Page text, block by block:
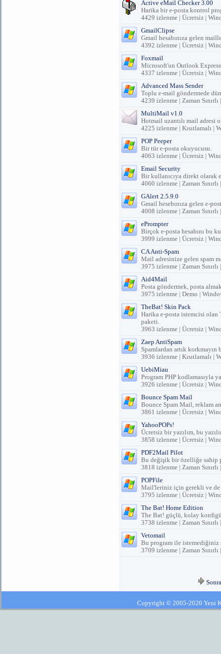
Active eMail Checker 3.00
Harika bir e-posta kontrol
4429 izlenme | Ücretsiz |
GmailClipse
Gmail hesabınıza gelen
4392 izlenme | Ücretsiz |
Foxmail
Microsoft'un Outlook
4337 izlenme | Ücretsiz |
Advanced Mass Sender
Toplu e-mail göndermede
4239 izlenme | Zaman
MultiMail v1.0
Hotmail uzantılı mail adresi
4225 izlenme | Kısıtlamalı |
POP Peeper
Bir tür e-posta okuyucusu.
4063 izlenme | Ücretsiz |
Email Security
Bir kullanıcıya direkt olarak
4060 izlenme | Zaman
GAlert 2.5.9.0
Gmail hesebınıza gelen e-
4008 izlenme | Zaman
ePrompter
Birçok e-posta hesabını bu
3999 izlenme | Ücretsiz |
CA Anti-Spam
Mail adresinize gelen spam
3975 izlenme | Zaman
Aid4Mail
Posta göndermek, posta
3975 izlenme | Demo |
TheBat! Skin Pack
Harika e-posta istemcisi olan
paketi.
3963 izlenme | Ücretsiz |
Zaep AntiSpam
Spamlardan artık korkmayın
3936 izlenme | Kısıtlamalı |
UebiMiau
Program PHP kodlamasıyla
3926 izlenme | Ücretsiz |
Bounce Spam Mail
Bounce Spam Mail, reklam
3861 izlenme | Ücretsiz |
YahooPOPs!
Ücretsiz bir yazılım, bu
3858 izlenme | Ücretsiz |
PDF2Mail Pilot
Bu değişik bir özelliğe sahip
3818 izlenme | Zaman
POPFile
Mail'leriniz için gerekli ve de
3795 izlenme | Ücretsiz |
The Bat! Home Edition
The Bat! güçlü, kolay
3738 izlenme | Zaman
Vetomail
Bu program ile istemediğiniz
3709 izlenme | Zaman
Copyright © 2005-2020 Yeni